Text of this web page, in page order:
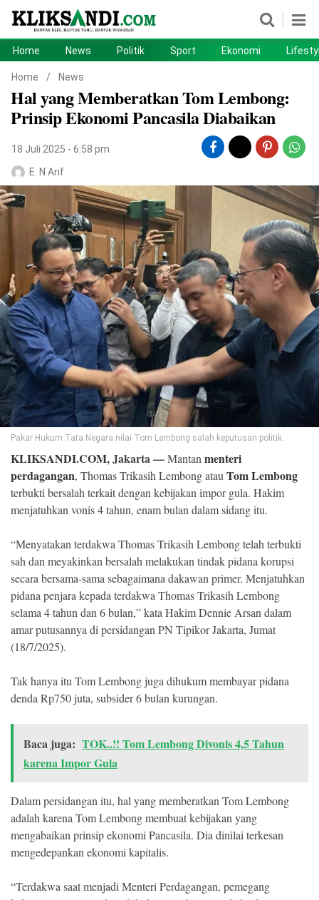
Politik Sport
©
Copyright
2026
Klik
Sandi
-
All
right
reserved
Home News Politik Sport Ekonomi
Home / News
Hal yang Memberatkan Tom Lembong:
Prinsip Ekonomi Pancasila Diabaikan
18 Juli 2025 - 6:58 pm
E. N Arif
Pakar Hukum Tata Negara nilai Tom Lembong salah keputusan politik.
KLIKSANDI.COM, Jakarta —Mantan menteri
perdagangan, Thomas Trikasih Lembong atau Tom Lembong
terbukti bersalah terkait dengan kebijakan impor gula. Hakim
menjatuhkan vonis 4 tahun, enam bulan dalam sidang itu.
“Menyatakan terdakwa Thomas Trikasih Lembong telah terbukti
sah dan meyakinkan bersalah melakukan tindak pidana korupsi
secara bersama-sama sebagaimana dakawan primer. Menjatuhkan
pidana penjara kepada terdakwa Thomas Trikasih Lembong
selama 4 tahun dan 6 bulan,” kata Hakim Dennie Arsan dalam
amar putusannya di persidangan PN Tipikor Jakarta, Jumat
(18/7/2025).
Tak hanya itu Tom Lembong juga dihukum membayar pidana
denda Rp750 juta, subsider 6 bulan kurungan.
Baca juga: TOK..!! Tom Lembong Divonis 4,5 Tahun
karena Impor Gula
Dalam persidangan itu, hal yang memberatkan Tom Lembong
adalah karena Tom Lembong membuat kebijakan yang
mengabaikan prinsip ekonomi Pancasila. Dia dinilai terkesan
mengedepankan ekonomi kapitalis.
“Terdakwa saat menjadi Menteri Perdagangan, pemegang